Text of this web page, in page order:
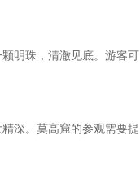
明珠，清澈见底。游客可
深。莫高窟的参观需要提